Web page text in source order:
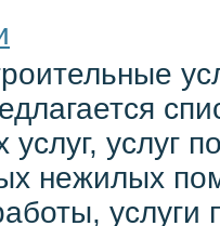
услуг, услуг
нежилых
услуги